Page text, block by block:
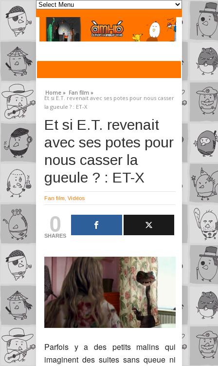
Home » Fan film »
Et si E.T. revenait avec ses potes pour nous casser
la gueule ? : ET-X
Et si E.T. revenait
avec ses potes pour
nous casser la
gueule ? : ET-X
Fan film Vidéos
0
SHARES
Parfois y a des petits malins qui
imaginent des suites sans queue ni